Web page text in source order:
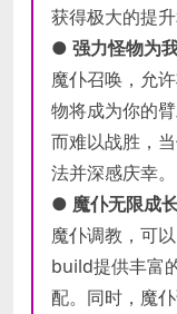
获得极大的提
● 强力怪物为
魔仆召唤，允
物将成为你的
而难以战胜，
法并深感庆幸。
● 魔仆无限成
魔仆调教，可
build提供丰富
配。同时，魔